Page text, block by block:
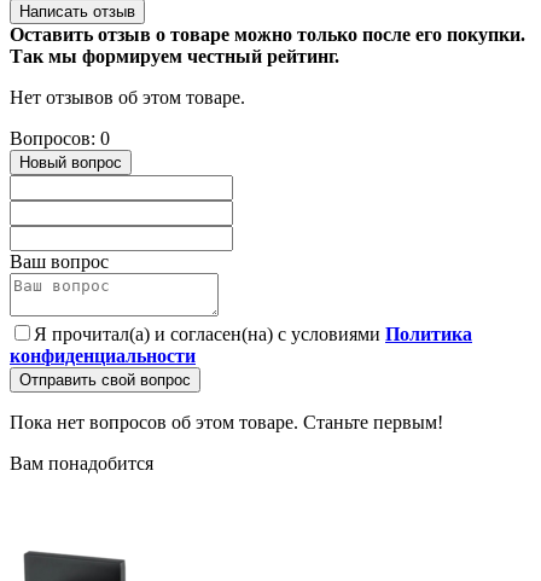
Написать отзыв
Оставить отзыв о товаре можно только после его покупки.
Так мы формируем честный рейтинг.
Нет отзывов об этом товаре.
Вопросов: 0
Новый вопрос
Ваш вопрос
Я прочитал(а) и согласен(на) с условиями Политика
конфиденциальности
Отправить свой вопрос
Пока нет вопросов об этом товаре. Станьте первым!
Вам понадобится